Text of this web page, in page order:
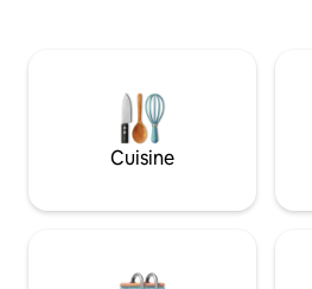
a été pensé pour votre confort,
son ambiance familiale, son petit-
déjeuner personnalisé, son service
ménage professionnel, son parking
cuisine entièrement équipée. ✨
Cuisine